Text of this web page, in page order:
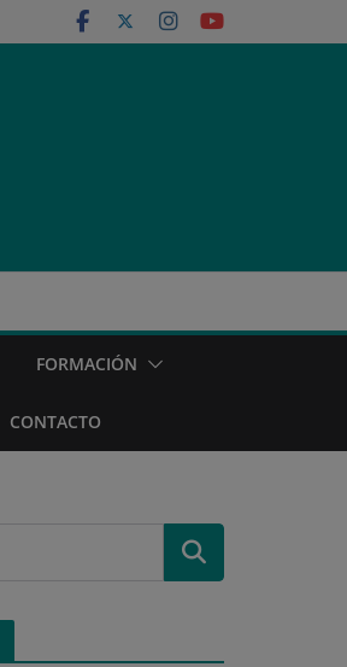
FORMACIÓN
CONTACTO